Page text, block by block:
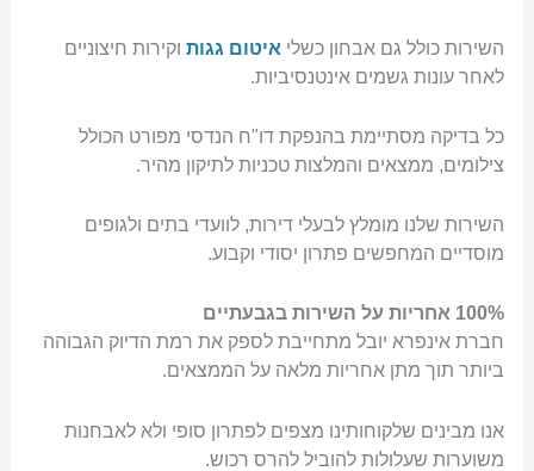
השירות כולל גם אבחון כשלי איטום גגות וקירות חיצוניים
לאחר עונות גשמים אינטנסיביות.
כל בדיקה מסתיימת בהנפקת דו"ח הנדסי מפורט הכולל
צילומים, ממצאים והמלצות טכניות לתיקון מהיר.
השירות שלנו מומלץ לבעלי דירות, לוועדי בתים ולגופים
מוסדיים המחפשים פתרון יסודי וקבוע.
100% אחריות על השירות בגבעתיים
חברת אינפרא יובל מתחייבת לספק את רמת הדיוק הגבוהה
ביותר תוך מתן אחריות מלאה על הממצאים.
אנו מבינים שלקוחותינו מצפים לפתרון סופי ולא לאבחנות
משוערות שעלולות להוביל להרס רכוש.